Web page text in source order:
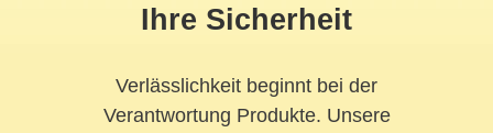
Ihre Sicherheit
Verlässlichkeit beginnt bei der
Verantwortung Produkte. Unsere